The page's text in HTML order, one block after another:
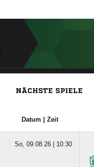
NÄCHSTE SPIELE
Datum | Zeit
So, 09.08.26 | 10:30